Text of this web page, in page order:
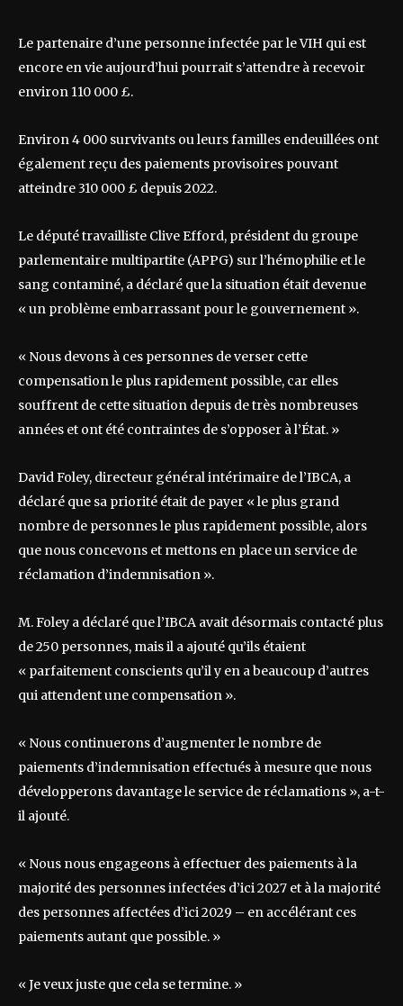
Le partenaire d’une personne infectée par le VIH qui est
encore en vie aujourd’hui pourrait s’attendre à recevoir
environ 110 000 £.
Environ 4 000 survivants ou leurs familles endeuillées ont
également reçu des paiements provisoires pouvant
atteindre 310 000 £ depuis 2022.
Le député travailliste Clive Efford, président du groupe
parlementaire multipartite (APPG) sur l’hémophilie et le
sang contaminé, a déclaré que la situation était devenue
« un problème embarrassant pour le gouvernement ».
« Nous devons à ces personnes de verser cette
compensation le plus rapidement possible, car elles
souffrent de cette situation depuis de très nombreuses
années et ont été contraintes de s’opposer à l’État. »
David Foley, directeur général intérimaire de l’IBCA, a
déclaré que sa priorité était de payer « le plus grand
nombre de personnes le plus rapidement possible, alors
que nous concevons et mettons en place un service de
réclamation d’indemnisation ».
M. Foley a déclaré que l’IBCA avait désormais contacté plus
de 250 personnes, mais il a ajouté qu’ils étaient
« parfaitement conscients qu’il y en a beaucoup d’autres
qui attendent une compensation ».
« Nous continuerons d’augmenter le nombre de
paiements d’indemnisation effectués à mesure que nous
développerons davantage le service de réclamations », a-t-
il ajouté.
« Nous nous engageons à effectuer des paiements à la
majorité des personnes infectées d’ici 2027 et à la majorité
des personnes affectées d’ici 2029 – en accélérant ces
paiements autant que possible. »
« Je veux juste que cela se termine. »